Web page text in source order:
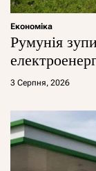
Економіка
Румунія
3 Серпня, 2026